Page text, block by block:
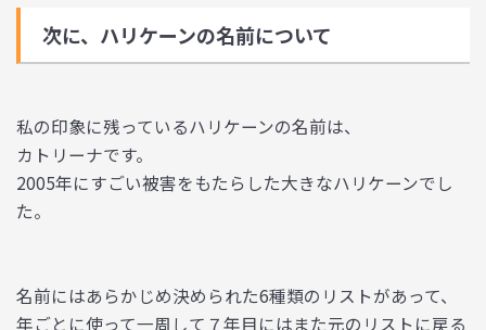
次に、ハリケーンの名前について
私の印象に残っているハリケーンの名前は、
カトリーナです。
2005年にすごい被害をもたらした大きなハリケーンでし
た。
名前にはあらかじめ決められた6種類のリストがあって、
年ごとに使って一周して７年目にはまた元のリストに戻る